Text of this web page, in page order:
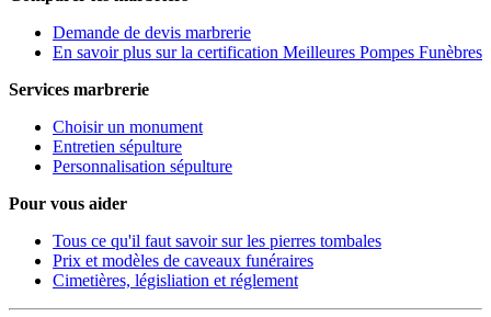
Demande de devis marbrerie
En savoir plus sur la certification Meilleures Pompes Funèbres
Services marbrerie
Choisir un monument
Entretien sépulture
Personnalisation sépulture
Pour vous aider
Tous ce qu'il faut savoir sur les pierres tombales
Prix et modèles de caveaux funéraires
Cimetières, législiation et réglement